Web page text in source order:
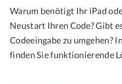
Warum benötigt Ihr iPad
Neustart Ihren Code? Gibt
Codeeingabe zu umgehen?
finden Sie funktionierende